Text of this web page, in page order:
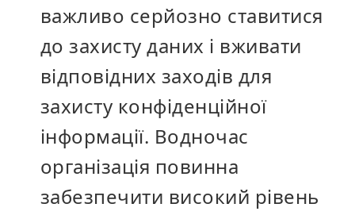
важливо серйозно ставитися
до захисту даних і вживати
відповідних заходів для
захисту конфіденційної
інформації. Водночас
організація повинна
забезпечити високий рівень